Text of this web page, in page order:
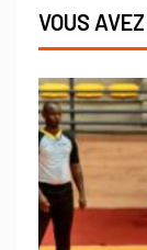
VOUS